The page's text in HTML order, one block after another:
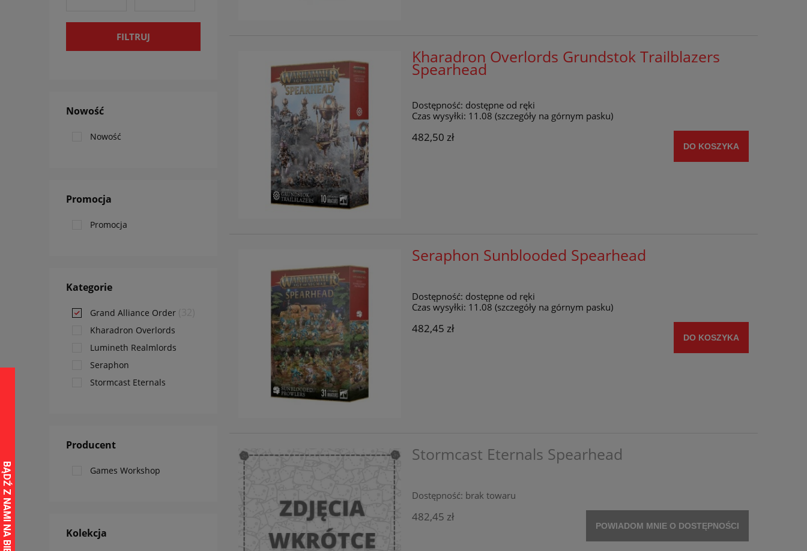
Nowość
Nowość
Promocja
Promocja
Kategorie
Grand Alliance Order
Kharadron Overlords
Lumineth Realmlords
Seraphon
Stormcast Eternals
Producent
Games Workshop
Kolekcja
FILTRUJ
Kharadron Overlords Grundstok Trailblazers
Spearhead
Dostępność: dostępne od ręki
Czas wysyłki: 11.08 (szczegóły na górnym pasku)
482,50 zł
DO KOSZYKA
Seraphon Sunblooded Spearhead
Dostępność: dostępne od ręki
Czas wysyłki: 11.08 (szczegóły na górnym pasku)
482,45 zł
DO KOSZYKA
Stormcast Eternals Spearhead
Dostępność: brak towaru
482,45 zł
POWIADOM MNIE O DOSTĘPNOŚCI